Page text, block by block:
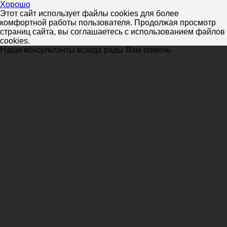
Хорошо
Этот сайт использует файлы cookies для более
комфортной работы пользователя. Продолжая просмотр
страниц сайта, вы соглашаетесь с использованием файлов
cookies.
Наши консультанты всегда рады Вам помочь